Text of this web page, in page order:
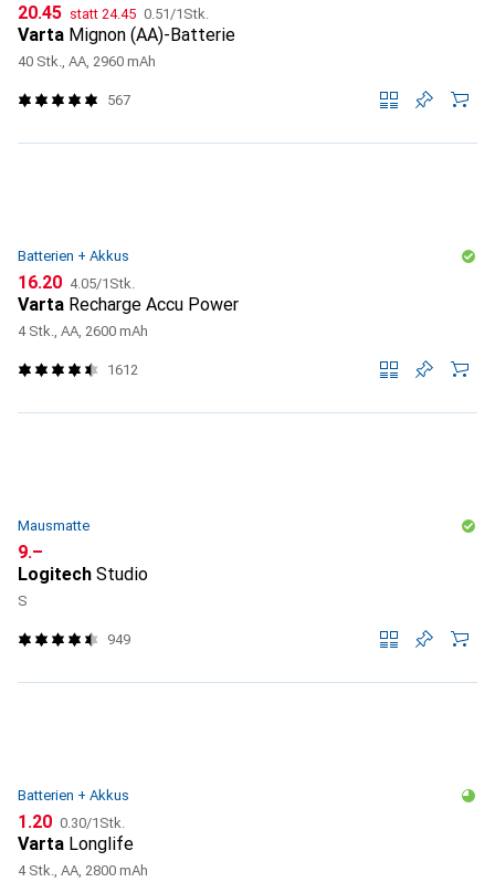
CHF
20.45 statt CHF
24.45 CHF
0.51/1Stk.
Varta Mignon (AA)-Batterie
40 Stk., AA, 2960 mAh
567
Batterien + Akkus
CHF
16.20 CHF
4.05/1Stk.
Varta Recharge Accu Power
4 Stk., AA, 2600 mAh
1612
Mausmatte
CHF
9.–
Logitech Studio
S
949
Batterien + Akkus
CHF
1.20 CHF
0.30/1Stk.
Varta Longlife
4 Stk., AA, 2800 mAh